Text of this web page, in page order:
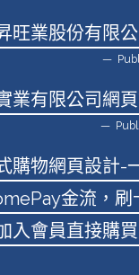
旺業股份有限
業有限公司網
購物網頁設計-
金流，
入會員直接購